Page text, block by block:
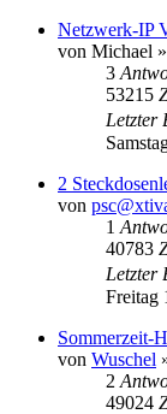
Netzwerk-IP
von Michael
3
53215
Letzter
2
von
1
40783
Letzter
Freitag
Sommerzeit-
von Wuschel
2
49024